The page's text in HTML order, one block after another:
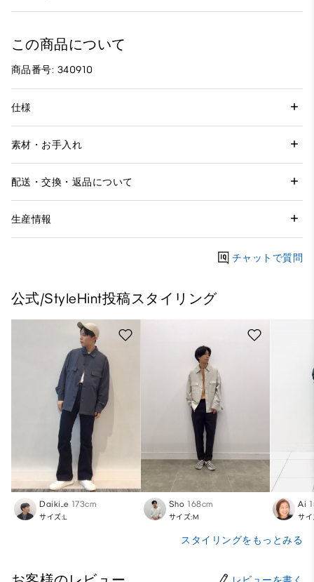
この商品について
商品番号: 340910
仕様
素材・お手入れ
配送・交換・返品について
生産情報
チャットで質問
公式/StyleHint投稿スタイリング
Daiki_e 173cm
サイズ:L
Sho 168cm
サイズ:M
Ai
サイ
スタイリングをもっとみる